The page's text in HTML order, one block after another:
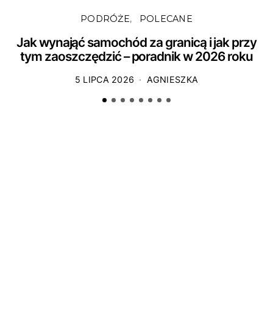
PODRÓŻE POLECANE
Jak wynająć samochód za granicą i jak przy
tym zaoszczędzić – poradnik w 2026 roku
5 LIPCA 2026 AGNIESZKA